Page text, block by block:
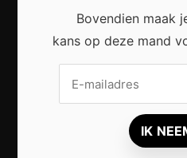
Praktische
Bovendien maak
kans op deze mand